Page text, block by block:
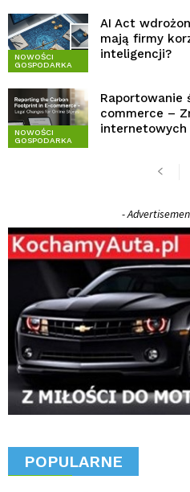
NOWOŚCI
GOSPODARKA
AI Act
mają firmy
inteligencji?
NOWOŚCI
GOSPODARKA
Raportowanie
commerce –
internetowych
-
POPULARNE